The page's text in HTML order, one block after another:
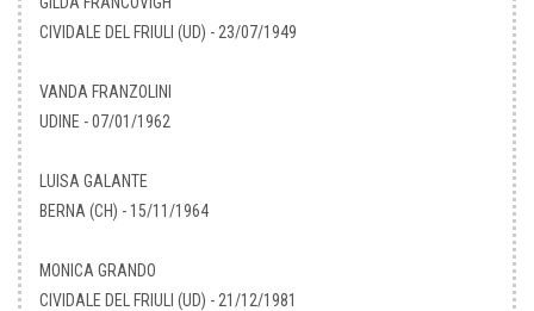
CIVIDALE DEL FRIULI (UD) - 23/07/1949
VANDA FRANZOLINI
UDINE - 07/01/1962
LUISA GALANTE
BERNA (CH) - 15/11/1964
MONICA GRANDO
CIVIDALE DEL FRIULI (UD) - 21/12/1981